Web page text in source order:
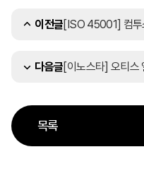
이전글
다음글
목록